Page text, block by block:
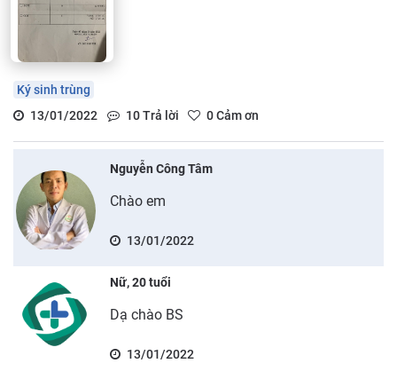
Ký sinh trùng
13/01/2022
10Trả lời 0Cảm ơn
Nguyễn Công Tâm
Chào em
13/01/2022
Nữ, 20 tuổi
Dạ chào BS
13/01/2022